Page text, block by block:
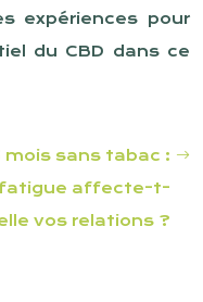
expériences pour
du CBD dans ce
mois sans tabac :
fatigue affecte-t-
vos relations ?